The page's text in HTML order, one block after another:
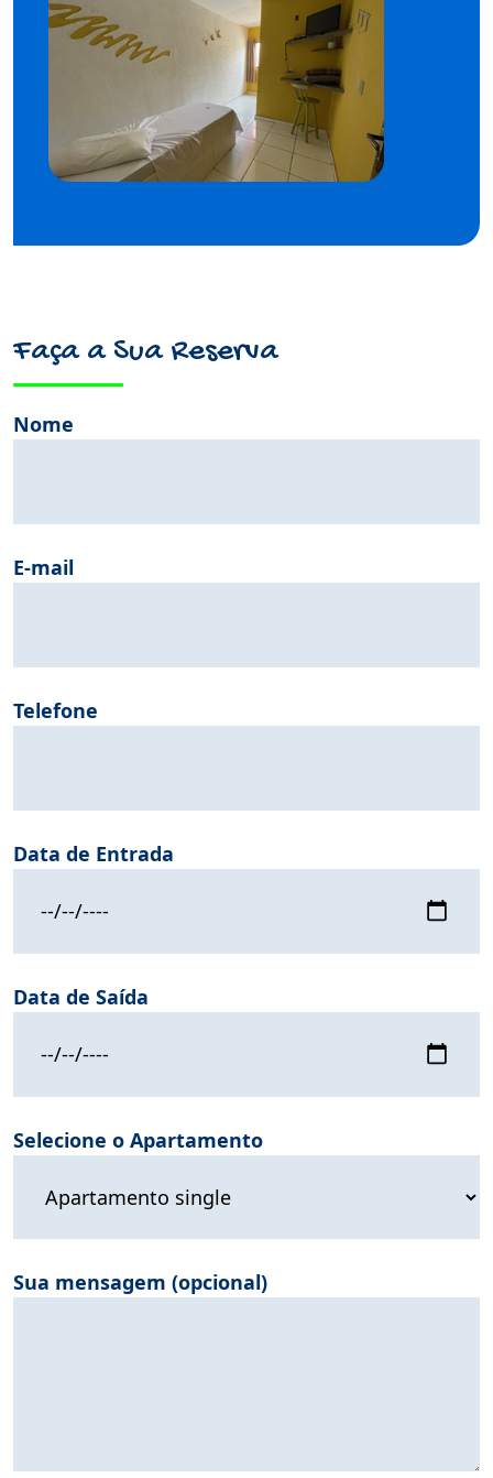
Faça a Sua Reserva
Nome
E-mail
Telefone
Data de Entrada
Data de Saída
Selecione o Apartamento
Sua mensagem (opcional)